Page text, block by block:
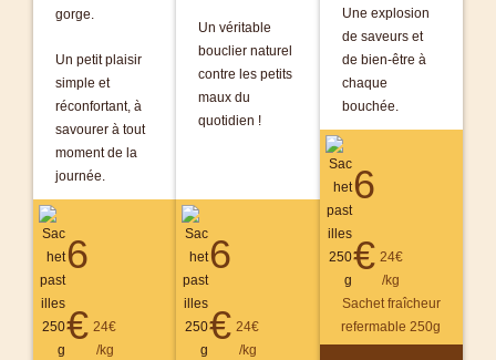
gorge.
Un petit plaisir
simple et
réconfortant, à
savourer à tout
moment de la
journée.
24€
/kg
6
€
Un véritable
bouclier naturel
contre les petits
maux du
quotidien !
24€
/kg
6
€
Une explosion
de saveurs et
de bien-être à
chaque
bouchée.
Sachet fraîcheur
refermable 250g
24€
/kg
6
€